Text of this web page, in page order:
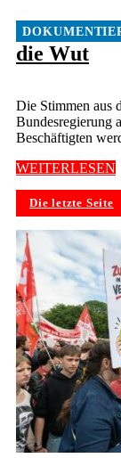
die Wut
Die Stimmen aus
Bundesregierung
Beschäftigten
WEITERLESEN
Die letzte Seite